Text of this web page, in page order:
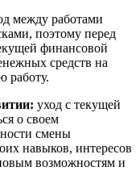
между работами
поэтому перед
финансовой
средств на
работу.
уход с текущей
о своем
смены
навыков, интересов
возможностям и